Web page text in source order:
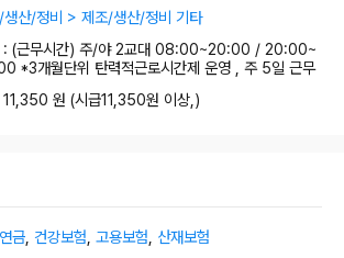
생산/정비 > 제조/생산/정비 기타
: (근무시간) 주/야 2교대 08:00~20:00 / 20:00~
*3개월단위 탄력적근로시간제 운영 , 주 5일 근무
11,350 원 (시급11,350원 이상,)
금 건강보험 고용보험 산재보험